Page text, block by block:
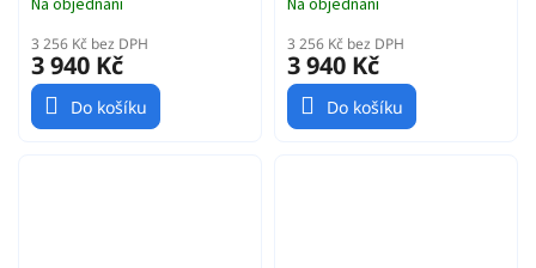
3 256 Kč bez DPH
3 940 Kč
Do košíku
3 256 Kč bez DPH
3 940 Kč
Do košíku